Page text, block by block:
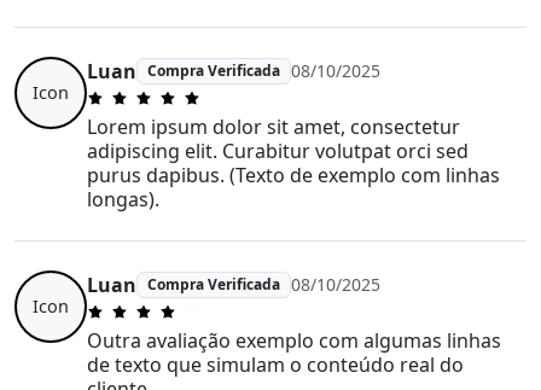
Icon
Luan Compra Verificada 08/10/2025
Lorem ipsum dolor sit amet, consectetur
adipiscing elit. Curabitur volutpat orci sed
purus dapibus. (Texto de exemplo com linhas
longas).
Icon
Luan Compra Verificada 08/10/2025
Outra avaliação exemplo com algumas linhas
de texto que simulam o conteúdo real do